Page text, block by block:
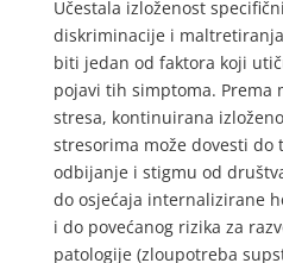
Učestala izloženost
diskriminacije i
biti jedan od faktora koji
pojavi tih simptoma. Prema
stresa, kontinuirana
stresorima može dovesti do
odbijanje i stigmu od
do osjećaja internalizirane
i do povećanog rizika za
patologije (zloupotreba